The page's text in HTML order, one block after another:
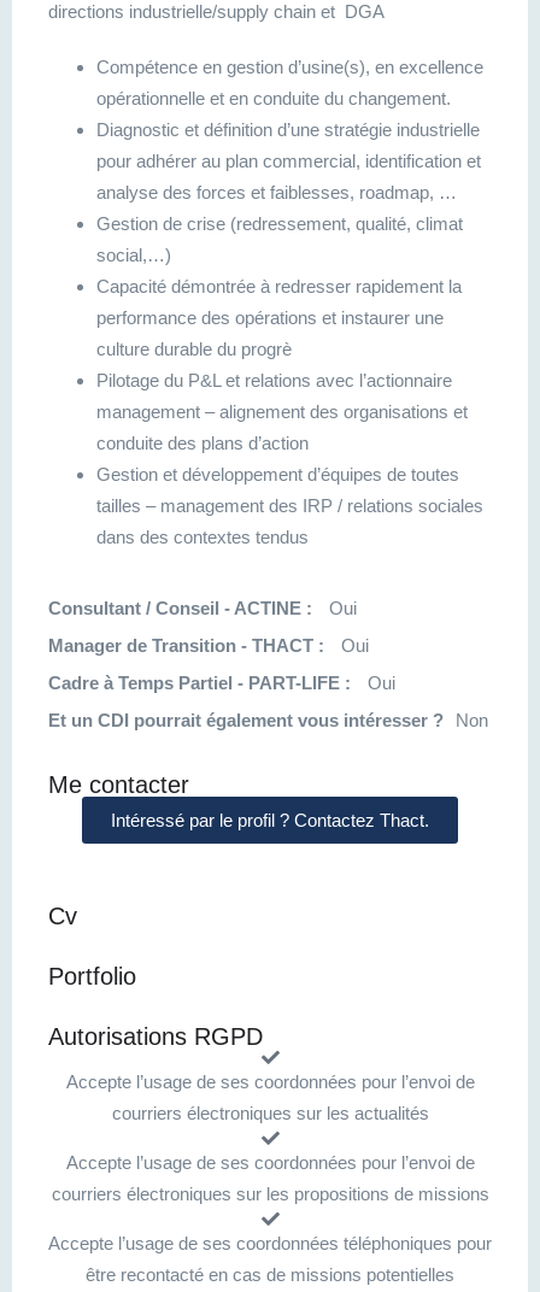
directions industrielle/supply chain et DGA
Compétence en gestion d’usine(s), en excellence
opérationnelle et en conduite du changement.
Diagnostic et définition d’une stratégie industrielle
pour adhérer au plan commercial, identification et
analyse des forces et faiblesses, roadmap, …
Gestion de crise (redressement, qualité, climat
social,…)
Capacité démontrée à redresser rapidement la
performance des opérations et instaurer une
culture durable du progrè
Pilotage du P&L et relations avec l’actionnaire
management – alignement des organisations et
conduite des plans d’action
Gestion et développement d’équipes de toutes
tailles – management des IRP / relations sociales
dans des contextes tendus
Consultant / Conseil - ACTINE :
Oui
Manager de Transition - THACT :
Oui
Cadre à Temps Partiel - PART-LIFE :
Oui
Et un CDI pourrait également vous intéresser ?
Non
Me contacter
Intéressé par le profil ? Contactez Thact.
Cv
Portfolio
Autorisations RGPD
Accepte l’usage de ses coordonnées pour l’envoi de
courriers électroniques sur les actualités
Accepte l’usage de ses coordonnées pour l’envoi de
courriers électroniques sur les propositions de missions
Accepte l’usage de ses coordonnées téléphoniques pour
être recontacté en cas de missions potentielles